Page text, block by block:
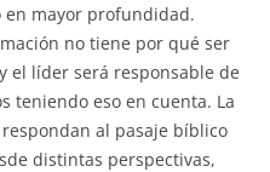
en mayor profundidad.
no tiene por qué ser
el líder será responsable de
teniendo eso en cuenta. La
al pasaje bíblico
distintas perspectivas,